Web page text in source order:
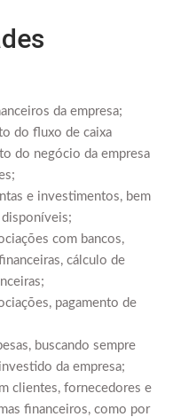
da empresa;
do fluxo de caixa
do negócio da empresa
e investimentos, bem
com bancos,
cálculo de
pagamento de
buscando sempre
da empresa;
clientes, fornecedores e
financeiros, como por